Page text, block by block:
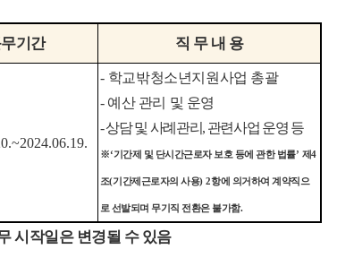
기간 직 무 내 용
- 학교밖청소년지원사업 총괄
- 예산 관리 및 운영
-상담 및 사례관리 , 관련사업 운영 등
※‘기간제 및 단시간근로자 보호 등에 관한 법률’ 제4
조(기간제근로자의 사용) 2항에 의거하여 계약직으
로 선발되며 무기직 전환은 불가함.
시작일은 변경될 수 있음